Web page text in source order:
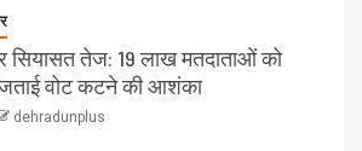
सियासत तेज: 19 लाख मतदाताओं को
वोट कटने की आशंका
dehradunplus